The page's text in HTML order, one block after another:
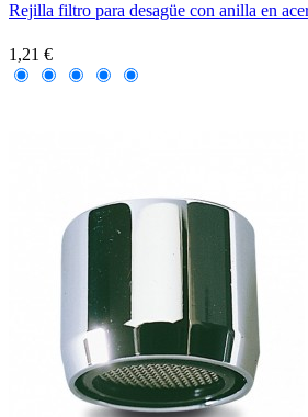
Rejilla filtro para desagüe con anilla en
1,21 €